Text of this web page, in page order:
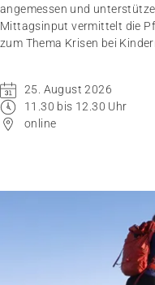
angemessen und
Mittagsinput vermittelt die
zum Thema Krisen bei
25. August 2026
11.30 bis 12.30 Uhr
online